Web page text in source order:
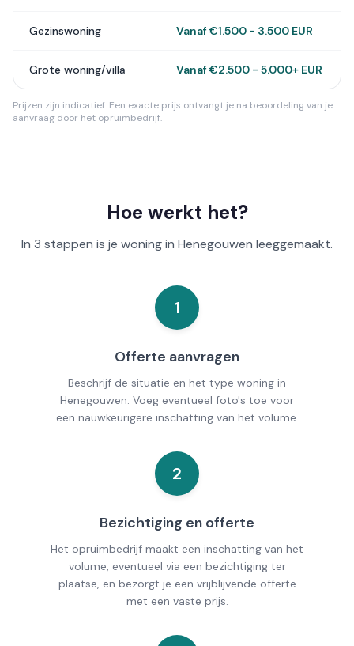
Gezinswoning Vanaf €1.500 - 3.500 EUR
Grote woning/villa Vanaf €2.500 - 5.000+ EUR
Prijzen zijn indicatief. Een exacte prijs ontvangt je na beoordeling van je
aanvraag door het opruimbedrijf.
Hoe werkt het?
In 3 stappen is je woning in Henegouwen leeggemaakt.
1
Offerte aanvragen
Beschrijf de situatie en het type woning in
Henegouwen. Voeg eventueel foto's toe voor
een nauwkeurigere inschatting van het volume.
2
Bezichtiging en offerte
Het opruimbedrijf maakt een inschatting van het
volume, eventueel via een bezichtiging ter
plaatse, en bezorgt je een vrijblijvende offerte
met een vaste prijs.